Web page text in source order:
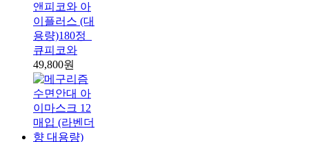
앤피코와 아
이플러스 (대
용량)180정_
큐피코와
49,800원